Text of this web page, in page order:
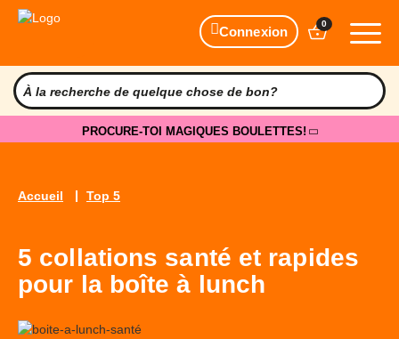
Connexion
0
PROCURE-TOI MAGIQUES BOULETTES!
Accueil Top 5
5 collations santé et rapides
pour la boîte à lunch